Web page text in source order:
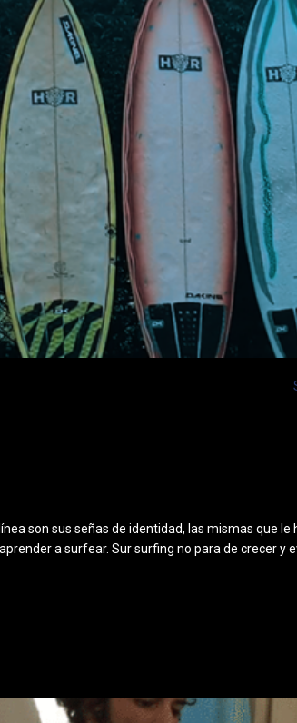
son sus señas de identidad, las mismas que
a surfear. Sur surfing no para de crecer y